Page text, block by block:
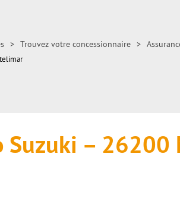
> Trouvez votre concessionnaire >
– 26200